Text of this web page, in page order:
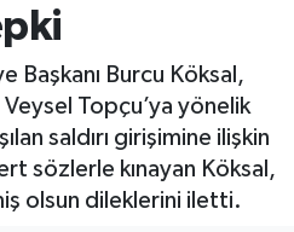
Başkanı Burcu Köksal,
Veysel Topçu’ya yönelik
saldırı girişimine ilişkin
sözlerle kınayan Köksal,
olsun dileklerini iletti.